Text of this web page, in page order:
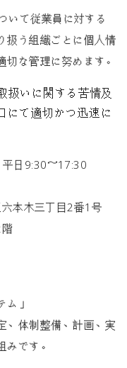
いて従業員に対する
扱う組織ごとに個人情
な管理に努めます。
扱いに関する苦情及
て適切かつ迅速に
9:30～17:30
木三丁目2番1号
」
体制整備、計画、実
です。